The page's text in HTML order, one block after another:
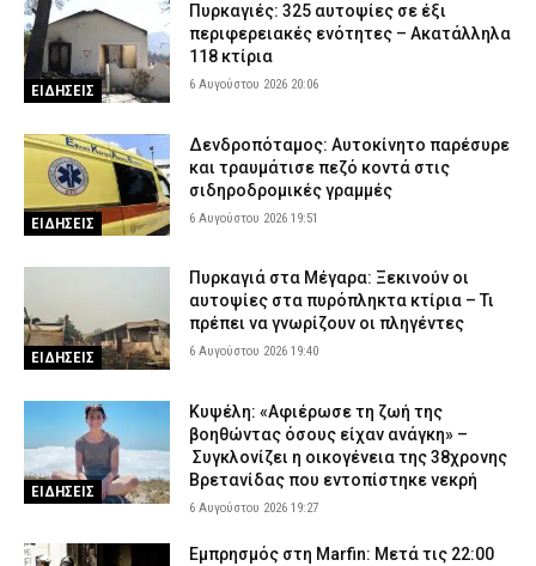
ΕΙΔΗΣΕΙΣ
Πυρκαγιές: 325 αυτοψίες σε έξι
περιφερειακές ενότητες – Ακατάλληλα
118 κτίρια
6 Αυγούστου 2026 20:06
ΕΙΔΗΣΕΙΣ
Δενδροπόταμος: Αυτοκίνητο παρέσυρε
και τραυμάτισε πεζό κοντά στις
σιδηροδρομικές γραμμές
6 Αυγούστου 2026 19:51
ΕΙΔΗΣΕΙΣ
Πυρκαγιά στα Μέγαρα: Ξεκινούν οι
αυτοψίες στα πυρόπληκτα κτίρια – Τι
πρέπει να γνωρίζουν οι πληγέντες
6 Αυγούστου 2026 19:40
ΕΙΔΗΣΕΙΣ
Κυψέλη: «Αφιέρωσε τη ζωή της
βοηθώντας όσους είχαν ανάγκη» –
Συγκλονίζει η οικογένεια της 38χρονης
Βρετανίδας που εντοπίστηκε νεκρή
6 Αυγούστου 2026 19:27
Εμπρησμός στη Marfin: Μετά τις 22:00